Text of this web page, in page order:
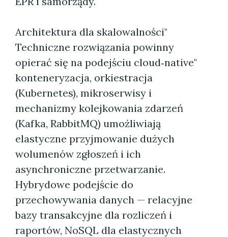
Architektura dla skalowalności"
Techniczne rozwiązania powinny
opierać się na podejściu cloud‑native"
konteneryzacja, orkiestracja
(Kubernetes), mikroserwisy i
mechanizmy kolejkowania zdarzeń
(Kafka, RabbitMQ) umożliwiają
elastyczne przyjmowanie dużych
wolumenów zgłoszeń i ich
asynchroniczne przetwarzanie.
Hybrydowe podejście do
przechowywania danych — relacyjne
bazy transakcyjne dla rozliczeń i
raportów, NoSQL dla elastycznych